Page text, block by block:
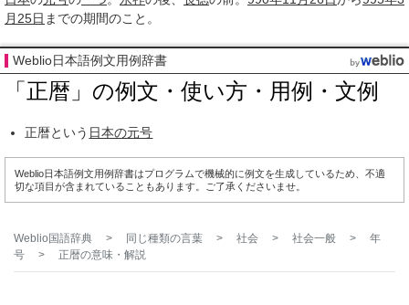
月25日 までの期間のこと。
Weblio日本語例文用例辞書
「正暦」の例文・使い方・用例・文例
正暦という 日本の元号
Weblio日本語例文用例辞書はプログラムで機械的に例文を生成しているため、不適
切な項目が含まれていることもあります。ご了承くださいませ。
Weblio国語辞典 > 同じ種類の言葉 > 社会 > 社会一般 >
年
号
> 正暦の意味・解説